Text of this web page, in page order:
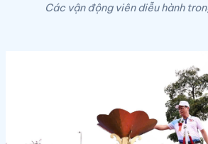
Các vận động viên diễu hành